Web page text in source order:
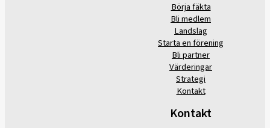
Börja fäkta
Bli medlem
Landslag
Starta en förening
Bli partner
Värderingar
Strategi
Kontakt
Kontakt